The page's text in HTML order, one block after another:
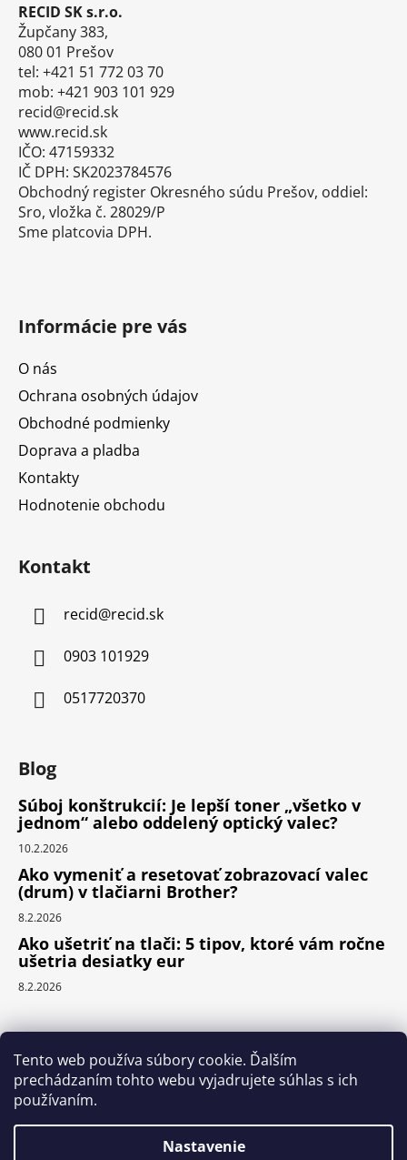
Tento web používa súbory cookie. Ďalším
prechádzaním tohto webu vyjadrujete súhlas s ich
používaním.
Nastavenie
RECID SK s.r.o.
Župčany 383,
080 01 Prešov
tel: +421 51 772 03 70
mob: +421 903 101 929
recid@recid.sk
www.recid.sk
IČO: 47159332
IČ DPH: SK2023784576
Obchodný register Okresného súdu Prešov, oddiel:
Sro, vložka č. 28029/P
Sme platcovia DPH.
Informácie pre vás
O nás
Ochrana osobných údajov
Obchodné podmienky
Doprava a pladba
Kontakty
Hodnotenie obchodu
Kontakt
recid@recid.sk
0903 101929
0517720370
Blog
Súboj konštrukcií: Je lepší toner „všetko v
jednom“ alebo oddelený optický valec?
10.2.2026
Ako vymeniť a resetovať zobrazovací valec
(drum) v tlačiarni Brother?
8.2.2026
Ako ušetriť na tlači: 5 tipov, ktoré vám ročne
ušetria desiatky eur
8.2.2026
Prijímame online platby